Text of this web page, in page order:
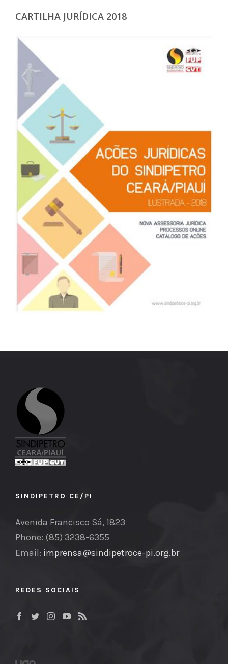
CARTILHA JURÍDICA 2018
SINDIPETRO CE/PI
Avenida Francisco Sá, 1823
Phone: (85) 3238-6355
Email: imprensa@sindipetroce-pi.org.br
REDES SOCIAIS